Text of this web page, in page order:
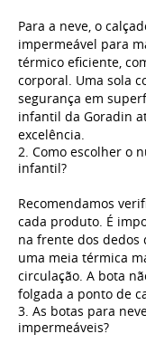
Para a neve, o
impermeável para
térmico eficiente,
corporal. Uma sola
segurança em
infantil da Goradin
excelência.
2. Como escolher o
infantil?
Recomendamos
cada produto. É
na frente dos dedos
uma meia térmica
circulação. A bota
folgada a ponto de
3. As botas para
impermeáveis?